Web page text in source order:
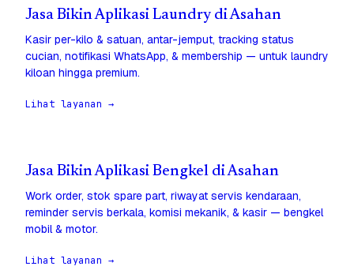
Jasa Bikin Aplikasi Laundry di Asahan
Kasir per-kilo & satuan, antar-jemput, tracking status
cucian, notifikasi WhatsApp, & membership — untuk laundry
kiloan hingga premium.
Lihat layanan →
Jasa Bikin Aplikasi Bengkel di Asahan
Work order, stok spare part, riwayat servis kendaraan,
reminder servis berkala, komisi mekanik, & kasir — bengkel
mobil & motor.
Lihat layanan →